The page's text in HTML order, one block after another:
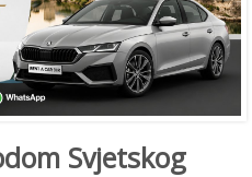
Svjetskog